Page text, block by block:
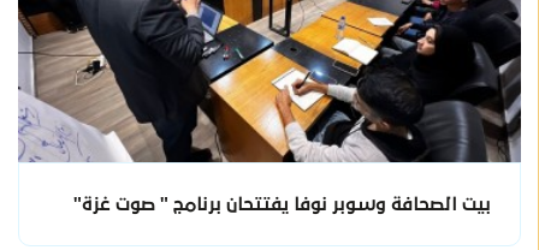
بيت الصحافة وسوبر نوفا يفتتحان برنامج " صوت غزة"